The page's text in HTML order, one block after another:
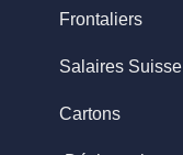
Frontaliers
Salaires Suisse
Cartons